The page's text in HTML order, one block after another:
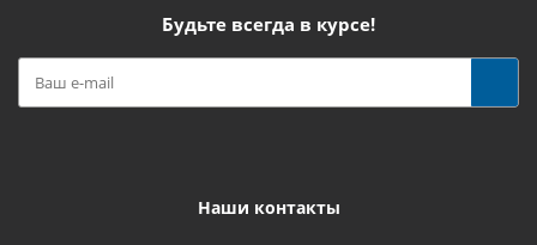
Будьте всегда в курсе!
Наши контакты